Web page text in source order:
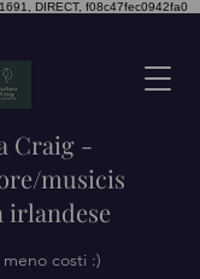
DIRECT, f08c47fec0942fa0
Craig -
musicis
irlandese
meno costi :)